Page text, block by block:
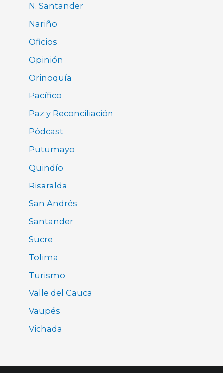
N. Santander
Nariño
Oficios
Opinión
Orinoquía
Pacífico
Paz y Reconciliación
Pódcast
Putumayo
Quindío
Risaralda
San Andrés
Santander
Sucre
Tolima
Turismo
Valle del Cauca
Vaupés
Vichada